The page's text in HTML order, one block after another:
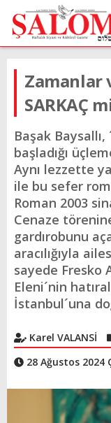
Zamanlar
SARKAÇ
Başak Baysallı,
başladığı
Aynı lezzette
ile bu sefer
Roman 2003
Cenaze
gardırobunu
aracılığıyla
sayede Fresko
Eleni´nin
İstanbul´una
Karel VALANSİ
28 Ağustos 2024